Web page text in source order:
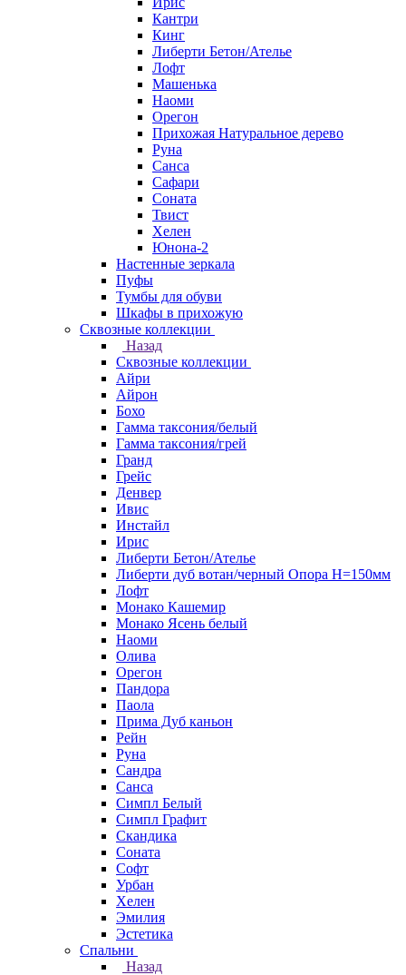
Кантри
Кинг
Либерти Бетон/Ателье
Лофт
Машенька
Наоми
Орегон
Прихожая Натуральное дерево
Руна
Санса
Сафари
Соната
Твист
Хелен
Юнона-2
Настенные зеркала
Пуфы
Тумбы для обуви
Шкафы в прихожую
Сквозные коллекции
Назад
Сквозные коллекции
Айри
Айрон
Бохо
Гамма таксония/белый
Гамма таксония/грей
Гранд
Грейс
Денвер
Ивис
Инстайл
Ирис
Либерти Бетон/Ателье
Либерти дуб вотан/черный Опора Н=150мм
Лофт
Монако Кашемир
Монако Ясень белый
Наоми
Олива
Орегон
Пандора
Паола
Прима Дуб каньон
Рейн
Руна
Сандра
Санса
Симпл Белый
Симпл Графит
Скандика
Соната
Софт
Урбан
Хелен
Эмилия
Эстетика
Спальни
Назад